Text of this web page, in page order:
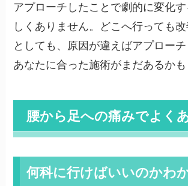
アプローチしたことで劇的に変化
しくありません。どこへ行っても
としても、原因が違えばアプローチ
あなたに合った施術がまだあるかも
腰から足への痛みでよく
何科に行けばいいのかわ